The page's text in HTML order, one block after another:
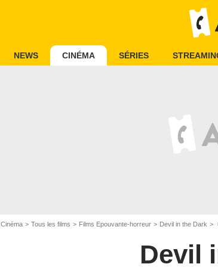
NEWS CINÉMA SÉRIES
Cinéma Tous les films Films Epouvante-horreur Devil in the Dark
Devil